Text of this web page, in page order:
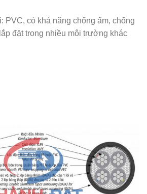
PVC, có khả năng chống ẩm, chống
đặt trong nhiều môi trường khác